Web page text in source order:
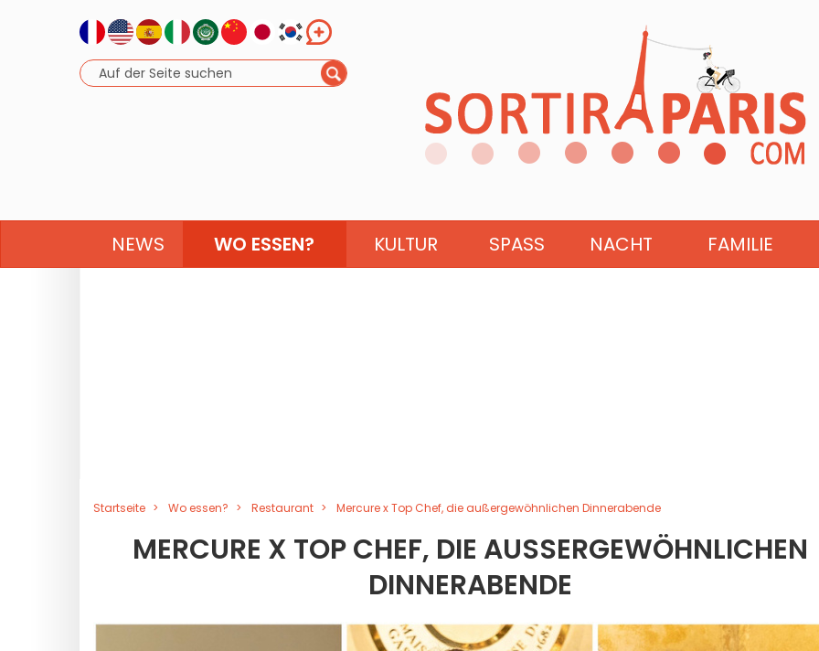
NEWS WO ESSEN? KULTUR SPASS NACHT FAMILIE
Startseite Wo essen? Restaurant Mercure x Top Chef, die außergewöhnlichen Dinnerabende
MERCURE X TOP CHEF, DIE AUSSERGEWÖHNLICHEN D
INNERABENDE